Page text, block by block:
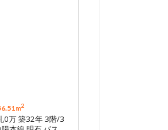
2
0万 築32年 3階/3